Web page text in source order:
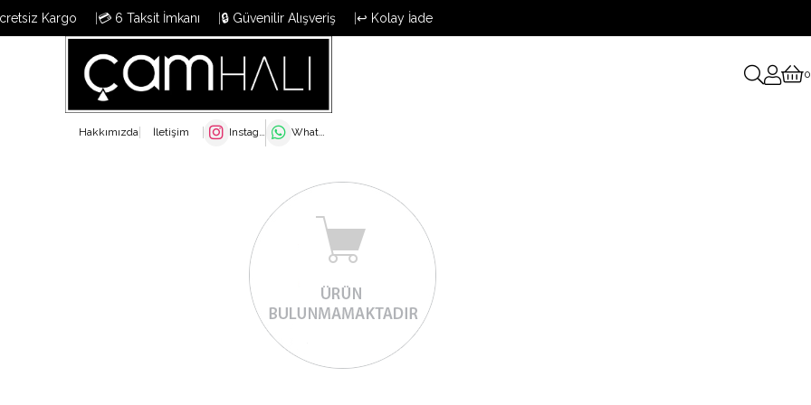
Kargo 💳 6 Taksit İmkanı 🔒 Güvenilir Alışveriş ↩️ Kolay İade
0
Hakkımızda İletişim Instagram WhatsApp